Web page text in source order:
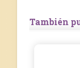
También